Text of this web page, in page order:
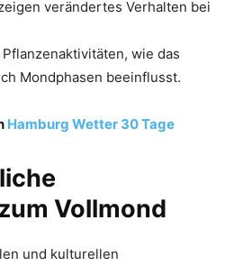
verändertes Verhalten bei
Pflanzenaktivitäten, wie das
Mondphasen beeinflusst.
Hamburg Wetter 30 Tage
Vollmond
und kulturellen